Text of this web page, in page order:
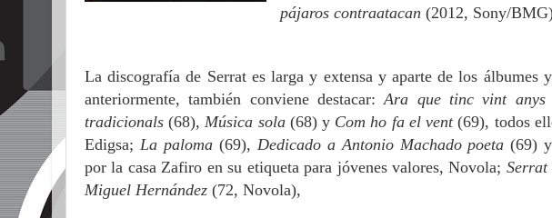
pájaros contraatacan (2012, Sony/
La discografía de Serrat es larga y extensa y aparte de los álbumes
anteriormente, también conviene destacar:Ara que tinc vint anys
tradicionals (68), Música sola (68) y Com ho fa el vent(69), todos
Edigsa; La paloma (69), Dedicado a Antonio Machado poeta(69) y
por la casa Zafiro en su etiqueta para jóvenes valores, Novola; Serrat
Miguel Hernández (72, Novola),